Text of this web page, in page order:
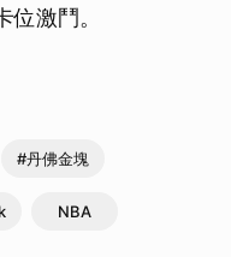
激鬥。
#丹佛金塊
NBA